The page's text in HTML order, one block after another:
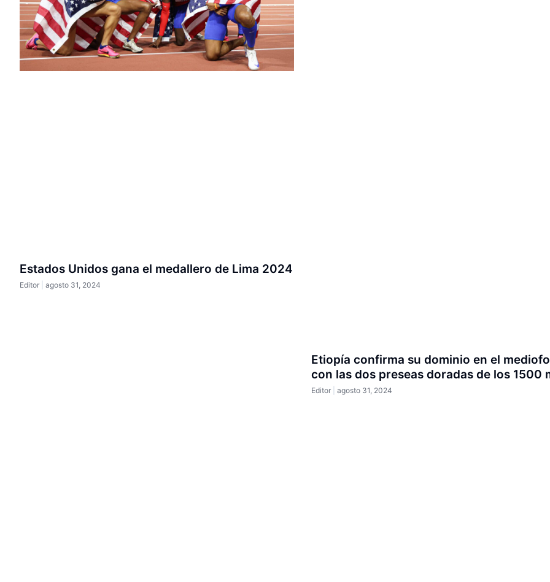
Estados Unidos gana el medallero de Lima 2024
Editor agosto 31, 2024
Etiopía confirma su dominio en el
con las dos preseas doradas de los 1500
Editor agosto 31, 2024